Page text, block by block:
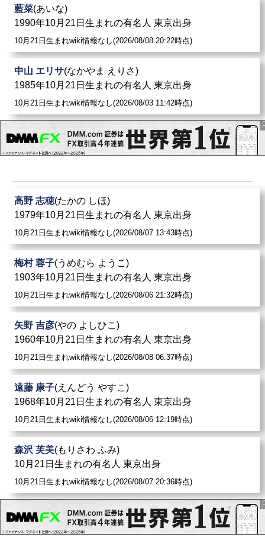
藍菜(あいな)
1990年10月21日生まれの有名人 東京出身
10月21日生まれwiki情報なし(2026/08/08 20:22時点)
中山 エリサ(なかやま えりさ)
1985年10月21日生まれの有名人 東京出身
10月21日生まれwiki情報なし(2026/08/03 11:42時点)
高野 志穂(たかの しほ)
1979年10月21日生まれの有名人 東京出身
10月21日生まれwiki情報なし(2026/08/07 13:43時点)
梅村 蓉子(うめむら ようこ)
1903年10月21日生まれの有名人 東京出身
10月21日生まれwiki情報なし(2026/08/06 21:32時点)
矢野 吉彦(やの よしひこ)
1960年10月21日生まれの有名人 東京出身
10月21日生まれwiki情報なし(2026/08/08 06:37時点)
遠藤 康子(えんどう やすこ)
1968年10月21日生まれの有名人 東京出身
10月21日生まれwiki情報なし(2026/08/06 12:19時点)
森沢 芙美(もりさわ ふみ)
10月21日生まれの有名人 東京出身
10月21日生まれwiki情報なし(2026/08/07 20:36時点)